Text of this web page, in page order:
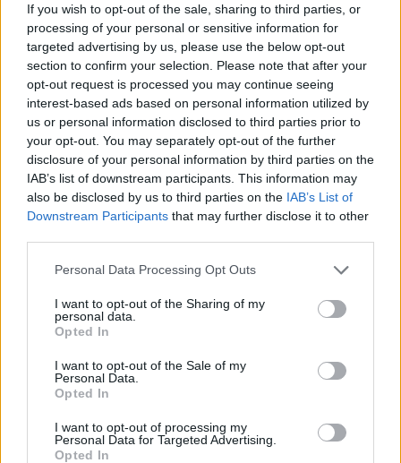
If you wish to opt-out of the sale, sharing to third parties, or
processing of your personal or sensitive information for
targeted advertising by us, please use the below opt-out
section to confirm your selection. Please note that after your
opt-out request is processed you may continue seeing
interest-based ads based on personal information utilized by
us or personal information disclosed to third parties prior to
your opt-out. You may separately opt-out of the further
disclosure of your personal information by third parties on the
IAB’s list of downstream participants. This information may
also be disclosed by us to third parties on the IAB’s List of
Downstream Participants that may further disclose it to other
Personal Data Processing Opt Outs
I want to opt-out of the Sharing of my
personal data.
Opted In
I want to opt-out of the Sale of my
Personal Data.
Opted In
I want to opt-out of processing my
Personal Data for Targeted Advertising.
Opted In
θόρυβο,βγήκε έξω,αλλά διαπίστωσε
έκθαμβος ότι το αυτοκίνητο ήταν
χωρίς οδηγό και κλειδωμένο.
Πού ήταν ιδιοκτήτης του;Στο απέναντι
σπίτι…
ΤΕΛΕΥΤΑΙΕΣ ΕΙΔΗΣΕΙΣ